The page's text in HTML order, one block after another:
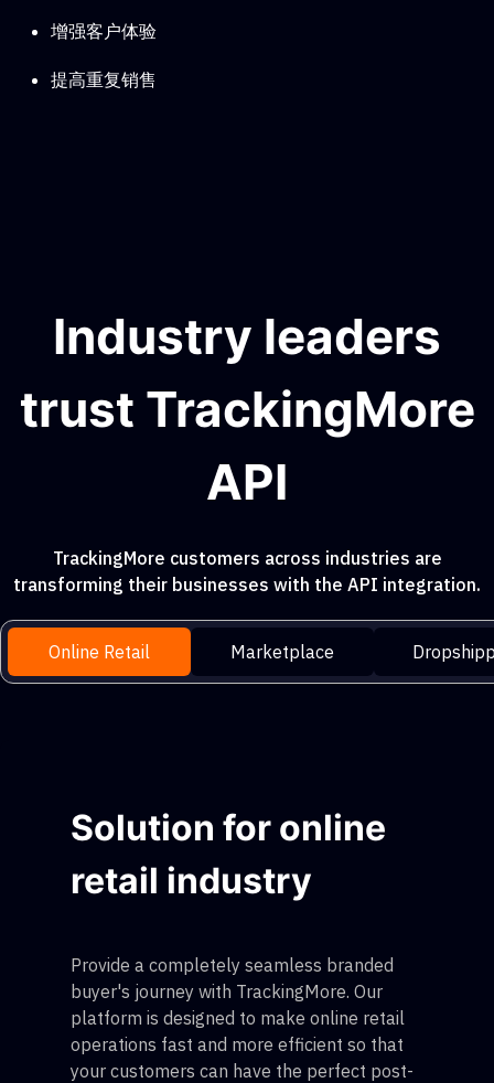
增强客户体验
提高重复销售
Industry leaders
trust TrackingMore
API
TrackingMore customers across industries are
transforming their businesses with the API integration.
Online Retail Marketplace
Solution for online
retail industry
Provide a completely seamless branded
buyer's journey with TrackingMore. Our
platform is designed to make online retail
operations fast and more efficient so that
your customers can have the perfect post-